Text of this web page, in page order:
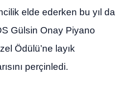
elde ederken bu yıl da
Gülsin Onay Piyano
Ödülü’ne layık
perçinledi.